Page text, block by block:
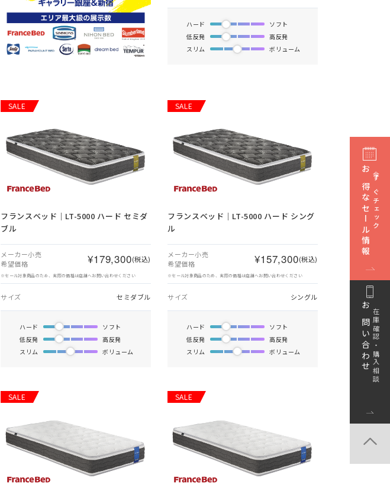
ハード
ソフト
低反発
高反発
スリム
ボリューム
SALE
フランスベッド｜LT-5000 ハード セミダ
ブル
メーカー小売
希望価格
¥179,300(税込)
※セール対象商品のため、実際の価格は店舗へお問い合わせください
サイズ セミダブル
ハード
ソフト
低反発
高反発
スリム
ボリューム
SALE
フランスベッド｜LT-5000 ハード シング
ル
メーカー小売
希望価格
¥157,300(税込)
※セール対象商品のため、実際の価格は店舗へお問い合わせください
サイズ シングル
ハード
ソフト
低反発
高反発
スリム
ボリューム
SALE SALE
今すぐチェック
お得なセール情報
お問い合わせ在庫確認・購入相談